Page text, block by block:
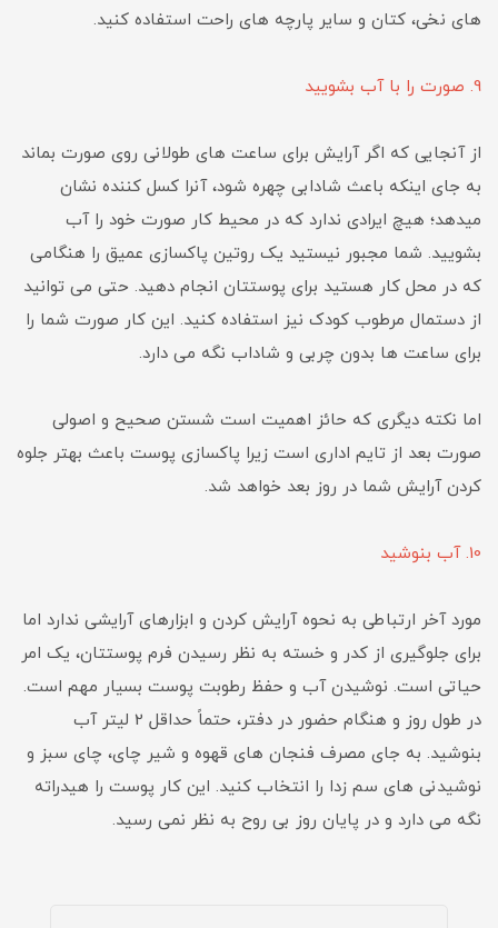
های نخی، کتان و سایر پارچه های راحت استفاده کنید.
9. صورت را با آب بشویید
از آنجایی که اگر آرایش برای ساعت های طولانی روی صورت بماند
به جای اینکه باعث شادابی چهره شود، آنرا کسل کننده نشان
میدهد؛ هیچ ایرادی ندارد که در محیط کار صورت خود را آب
بشویید. شما مجبور نیستید یک روتین پاکسازی عمیق را هنگامی
که در محل کار هستید برای پوستتان انجام دهید. حتی می توانید
از دستمال مرطوب کودک نیز استفاده کنید. این کار صورت شما را
برای ساعت ها بدون چربی و شاداب نگه می دارد.
اما نکته دیگری که حائز اهمیت است شستن صحیح و اصولی
صورت بعد از تایم اداری است زیرا پاکسازی پوست باعث بهتر جلوه
کردن آرایش شما در روز بعد خواهد شد.
10. آب بنوشید
مورد آخر ارتباطی به نحوه آرایش کردن و ابزارهای آرایشی ندارد اما
برای جلوگیری از کدر و خسته به نظر رسیدن فرم پوستتان، یک امر
حیاتی است. نوشیدن آب و حفظ رطوبت پوست بسیار مهم است.
در طول روز و هنگام حضور در دفتر، حتماً حداقل 2 لیتر آب
بنوشید. به جای مصرف فنجان های قهوه و شیر چای، چای سبز و
نوشیدنی های سم زدا را انتخاب کنید. این کار پوست را هیدراته
نگه می دارد و در پایان روز بی روح به نظر نمی رسید.